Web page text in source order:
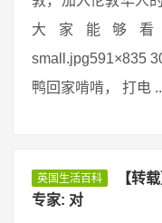
大家能够看看
small.jpg591×835
鸭回家啃啃， 打电
英国生活百科
【转
专家: 对